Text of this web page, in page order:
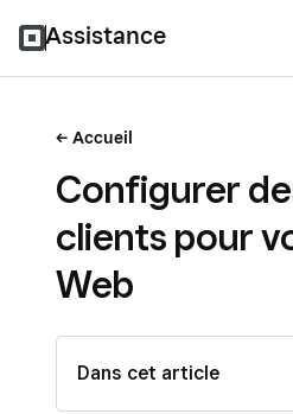
Assistance
Accueil
Configurer
clients pour
Web
Dans cet article